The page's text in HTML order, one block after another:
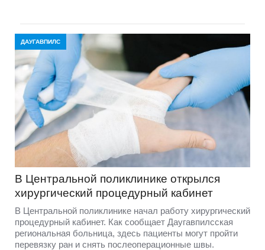
ДАУГАВПИЛС
В Центральной поликлинике открылся
хирургический процедурный кабинет
В Центральной поликлинике начал работу хирургический
процедурный кабинет. Как сообщает Даугавпилсская
региональная больница, здесь пациенты могут пройти
перевязку ран и снять послеоперационные швы.